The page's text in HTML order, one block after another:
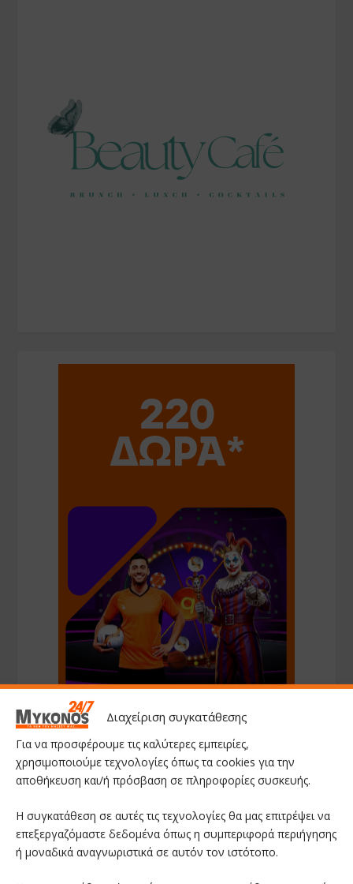
Διαχείριση συγκατάθεσης
Για να προσφέρουμε τις καλύτερες εμπειρίες,
χρησιμοποιούμε τεχνολογίες όπως τα cookies για την
αποθήκευση και/ή πρόσβαση σε πληροφορίες συσκευής.
Η συγκατάθεση σε αυτές τις τεχνολογίες θα μας επιτρέψει να
επεξεργαζόμαστε δεδομένα όπως η συμπεριφορά περιήγησης
ή μοναδικά αναγνωριστικά σε αυτόν τον ιστότοπο.